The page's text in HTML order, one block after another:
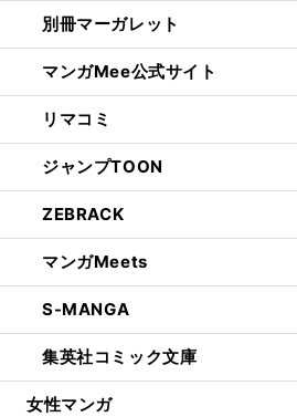
別冊マーガレット
マンガMee公式サイト
リマコミ
ジャンプTOON
ZEBRACK
マンガMeets
S-MANGA
集英社コミック文庫
女性マンガ